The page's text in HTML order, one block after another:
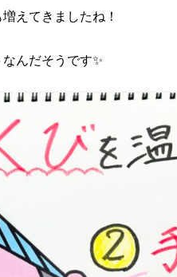
えてきましたね！
んだそうです✨